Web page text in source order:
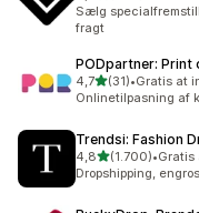
Sælg
fragt
PODpartner: Print
4,7ud af 5 stjerner
(31)
31 anmeldelser i alt
•Gratis at
Onlinetilpasning af
Trendsi: Fashion
4,8ud af 5 stjerner
(1.700)
1700 anmeldelser i
•
Dropshipping,